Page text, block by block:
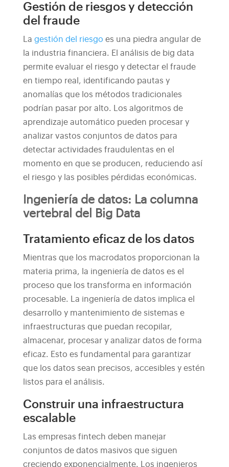
Gestión de riesgos y detección
del fraude
La gestión del riesgo es una piedra angular de
la industria financiera. El análisis de big data
permite evaluar el riesgo y detectar el fraude
en tiempo real, identificando pautas y
anomalías que los métodos tradicionales
podrían pasar por alto. Los algoritmos de
aprendizaje automático pueden procesar y
analizar vastos conjuntos de datos para
detectar actividades fraudulentas en el
momento en que se producen, reduciendo así
el riesgo y las posibles pérdidas económicas.
Ingeniería de datos: La columna
vertebral del Big Data
Tratamiento eficaz de los datos
Mientras que los macrodatos proporcionan la
materia prima, la ingeniería de datos es el
proceso que los transforma en información
procesable. La ingeniería de datos implica el
desarrollo y mantenimiento de sistemas e
infraestructuras que puedan recopilar,
almacenar, procesar y analizar datos de forma
eficaz. Esto es fundamental para garantizar
que los datos sean precisos, accesibles y estén
listos para el análisis.
Construir una infraestructura
escalable
Las empresas fintech deben manejar
conjuntos de datos masivos que siguen
creciendo exponencialmente. Los ingenieros